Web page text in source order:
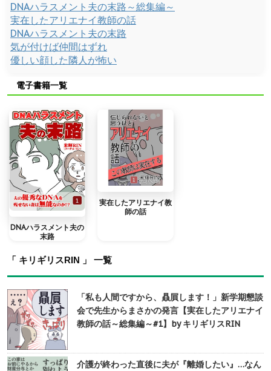
DNAハラスメント夫の末路～総集編～
実在したアリエナイ教師の話
DNAハラスメント夫の末路
気が付けば仲間はずれ
優しい顔した隣人が怖い
電子書籍一覧
DNAハラスメント夫の
末路
実在したアリエナイ教
師の話
「 キリギリスRIN 」 一覧
「私も人間ですから、贔屓します！」新学期懇談
会で先生からまさかの発言【実在したアリエナイ
教師の話～総集編～#1】by キリギリスRIN
介護が終わった直後に夫が『離婚したい』…なん